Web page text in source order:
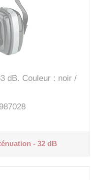
dB. Couleur : noir /
987028
- 32 dB